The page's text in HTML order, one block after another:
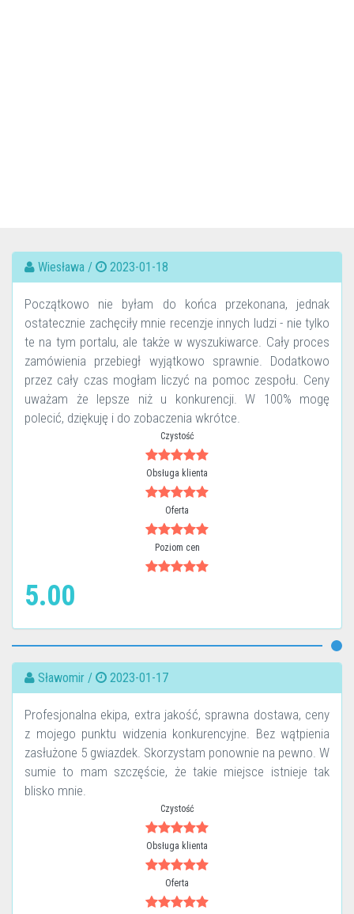
Wiesława / 2023-01-18
Początkowo nie byłam do końca przekonana, jednak
ostatecznie zachęciły mnie recenzje innych ludzi - nie tylko
te na tym portalu, ale także w wyszukiwarce. Cały proces
zamówienia przebiegł wyjątkowo sprawnie. Dodatkowo
przez cały czas mogłam liczyć na pomoc zespołu. Ceny
uważam że lepsze niż u konkurencji. W 100% mogę
polecić, dziękuję i do zobaczenia wkrótce.
Czystość
Obsługa klienta
Oferta
Poziom cen
5.00
Sławomir / 2023-01-17
Profesjonalna ekipa, extra jakość, sprawna dostawa, ceny
z mojego punktu widzenia konkurencyjne. Bez wątpienia
zasłużone 5 gwiazdek. Skorzystam ponownie na pewno. W
sumie to mam szczęście, że takie miejsce istnieje tak
blisko mnie.
Czystość
Obsługa klienta
Oferta